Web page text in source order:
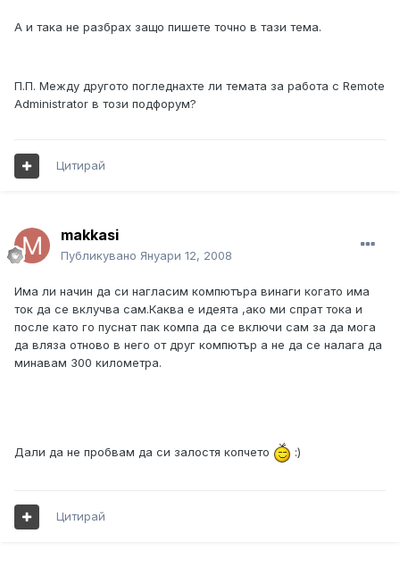
А и така не разбрах защо пишете точно в тази тема.
П.П. Между другото погледнахте ли темата за работа с Remote
Administrator в този подфорум?
Цитирай
makkasi
Публикувано Януари 12, 2008
Има ли начин да си нагласим компютъра винаги когато има
ток да се вклучва сам.Каква е идеята ,ако ми спрат тока и
после като го пуснат пак компа да се включи сам за да мога
да вляза отново в него от друг компютър а не да се налага да
минавам 300 километра.
Дали да не пробвам да си залостя копчето :)
Цитирай